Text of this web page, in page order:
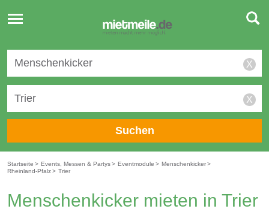
Toggle
navigation
X
X
Suchen
Startseite > Events, Messen & Partys> Eventmodule > Menschenkicker>
Rheinland-Pfalz> Trier
Menschenkicker mieten in Trier